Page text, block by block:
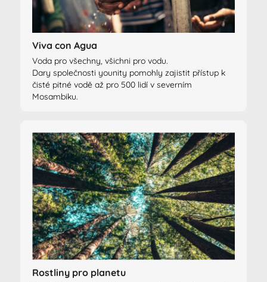
Viva con Agua
Voda pro všechny, všichni pro vodu.
Dary společnosti younity pomohly zajistit přístup k
čisté pitné vodě až pro 500 lidí v severním
Mosambiku.
Rostliny pro planetu